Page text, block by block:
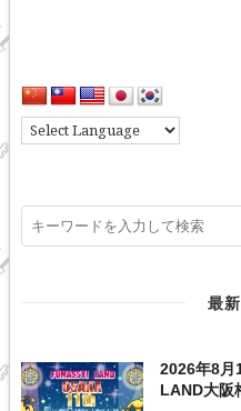
最
2026年8月
LAND大阪